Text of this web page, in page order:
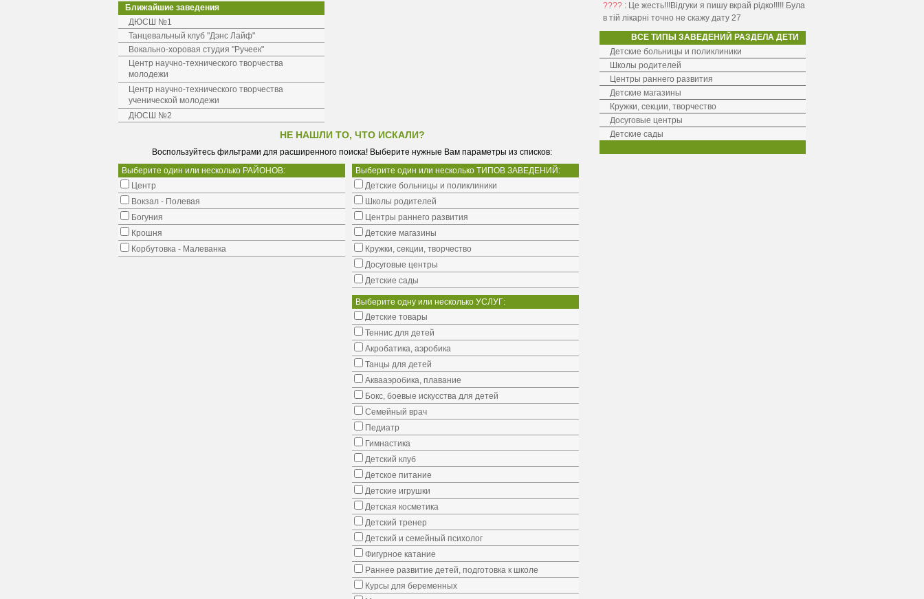
Ближайшие заведения
ДЮСШ №1
Танцевальный клуб "Дэнс Лайф"
Вокально-хоровая студия "Ручеек"
Центр научно-технического творчества
молодежи
Центр научно-технического творчества
ученической молодежи
ДЮСШ №2
НЕ НАШЛИ ТО, ЧТО ИСКАЛИ?
Воспользуйтесь фильтрами для расширенного поиска! Выберите нужные Вам параметры из списков:
Выберите один или несколько РАЙОНОВ:
Центр
Вокзал - Полевая
Богуния
Крошня
Корбутовка - Малеванка
Выберите один или несколько ТИПОВ ЗАВЕДЕНИЙ:
Детские больницы и поликлиники
Школы родителей
Центры раннего развития
Детские магазины
Кружки, секции, творчество
Досуговые центры
Детские сады
Выберите одну или несколько УСЛУГ:
Детские товары
Теннис для детей
Акробатика, аэробика
Танцы для детей
Аквааэробика, плавание
Бокс, боевые искусства для детей
Семейный врач
Педиатр
Гимнастика
Детский клуб
Детское питание
Детские игрушки
Детская косметика
Детский тренер
Детский и семейный психолог
Фигурное катание
Раннее развитие детей, подготовка к школе
Курсы для беременных
???? : Це жесть!!!Відгуки я пишу вкрай рідко!!!!! Була
в тій лікарні точно не скажу дату 27
ВСЕ ТИПЫ ЗАВЕДЕНИЙ РАЗДЕЛА ДЕТИ
Детские больницы и поликлиники
Школы родителей
Центры раннего развития
Детские магазины
Кружки, секции, творчество
Досуговые центры
Детские сады